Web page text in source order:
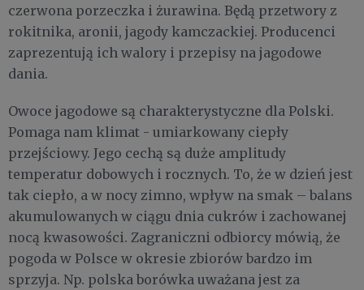
czerwona porzeczka i żurawina. Będą przetwory z
rokitnika, aronii, jagody kamczackiej. Producenci
zaprezentują ich walory i przepisy na jagodowe
dania.
Owoce jagodowe są charakterystyczne dla Polski.
Pomaga nam klimat - umiarkowany ciepły
przejściowy. Jego cechą są duże amplitudy
temperatur dobowych i rocznych. To, że w dzień jest
tak ciepło, a w nocy zimno, wpływ na smak – balans
akumulowanych w ciągu dnia cukrów i zachowanej
nocą kwasowości. Zagraniczni odbiorcy mówią, że
pogoda w Polsce w okresie zbiorów bardzo im
sprzyja. Np. polska borówka uważana jest za